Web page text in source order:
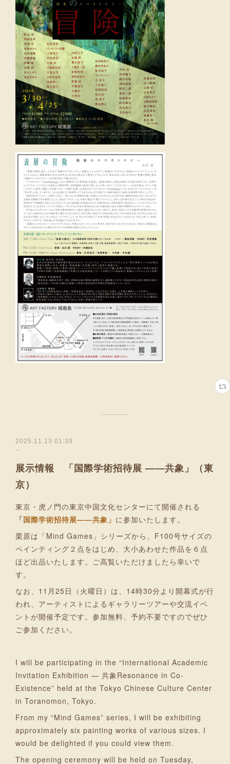
2025.11.13 01:39
展示情報 「国際学術招待展 ——共象」（東
京）
東京・虎ノ門の東京中国文化センターにて開催される
「国際学術招待展——共象」 に参加いたします。
栗原は「Mind Games」シリーズから、F100号サイズの
ペインティング２点をはじめ、大小あわせた作品を６点
ほど出品いたします。ご高覧いただけましたら幸いで
す。
なお、11月25日（火曜日）は、14時30分より開幕式が行
われ、アーティストによるギャラリーツアーや交流イベ
ントが開催予定です。参加無料、予約不要ですのでぜひ
ご参加ください。
I will be participating in the “International Academic
Invitation Exhibition — 共象Resonance in Co-
Existence” held at the Tokyo Chinese Culture Center
in Toranomon, Tokyo.
From my “Mind Games” series, I will be exhibiting
approximately six painting works of various sizes. I
would be delighted if you could view them.
The opening ceremony will be held on Tuesday,